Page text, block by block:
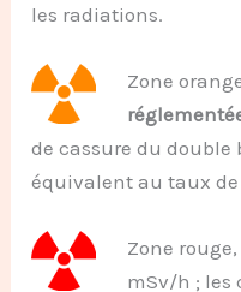
les radiations.
Zone
de cassure du double
équivalent au taux
Zone rouge,
mSv/h ; les